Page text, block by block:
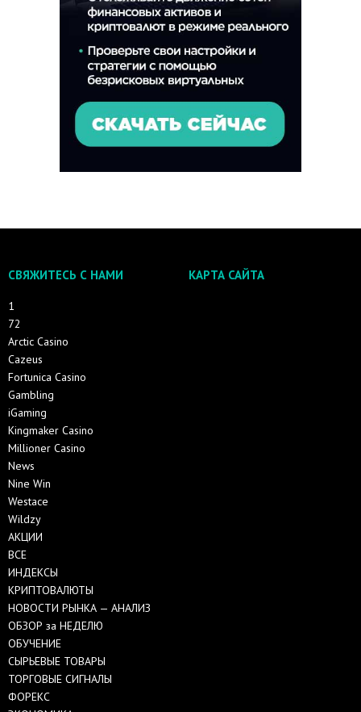
СВЯЖИТЕСЬ С НАМИ
1
72
Arctic Casino
Cazeus
Fortunica Casino
Gambling
iGaming
Kingmaker Casino
Millioner Casino
News
Nine Win
Westace
Wildzy
АКЦИИ
ВСЕ
ИНДЕКСЫ
КРИПТОВАЛЮТЫ
НОВОСТИ РЫНКА — АНАЛИЗ
ОБЗОР за НЕДЕЛЮ
ОБУЧЕНИЕ
СЫРЬЕВЫЕ ТОВАРЫ
ТОРГОВЫЕ СИГНАЛЫ
ФОРЕКС
КАРТА САЙТА